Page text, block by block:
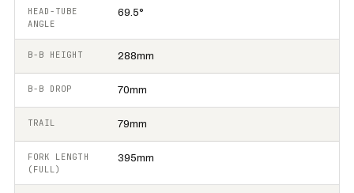
HEAD-TUBE
ANGLE
69.5°
B-B HEIGHT 288mm
B-B DROP 70mm
TRAIL 79mm
FORK LENGTH
(FULL)
395mm